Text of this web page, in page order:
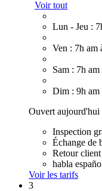
Voir tout
Lun - Jeu :
Ven : 7h am
Sam : 7h
Dim : 9h am
Ouvert aujourd'hui
Inspection
Échange de
Retour
habla
Voir les tarifs
3